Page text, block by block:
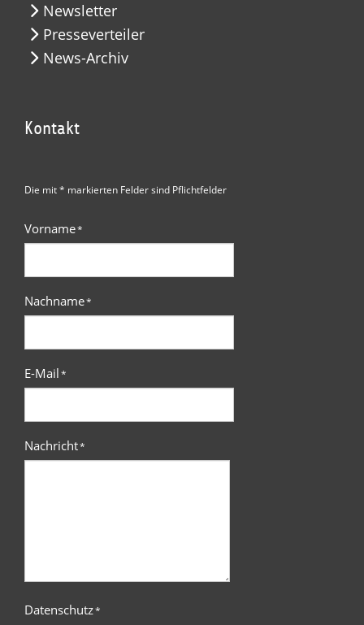
Newsletter
Presseverteiler
News-Archiv
Kontakt
Die mit * markierten Felder sind Pflichtfelder
Vorname*
Nachname*
E-Mail*
Nachricht*
Datenschutz*